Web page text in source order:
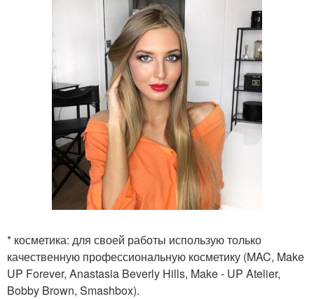
* косметика: для своей работы использую только
качественную профессиональную косметику (MAC, Make
UP Forever, Anastasia Beverly Hills, Make - UP Atelier,
Bobby Brown, Smashbox).